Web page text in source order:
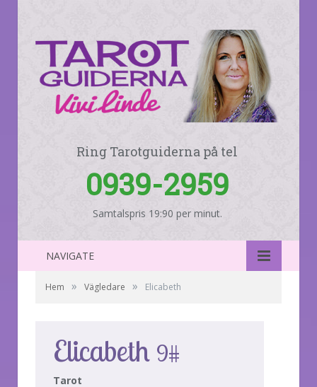
Ring Tarotguiderna på tel
0939-2959
Samtalspris 19:90 per minut.
NAVIGATE
Hem » Vägledare » Elicabeth
Elicabeth 9#
Tarot